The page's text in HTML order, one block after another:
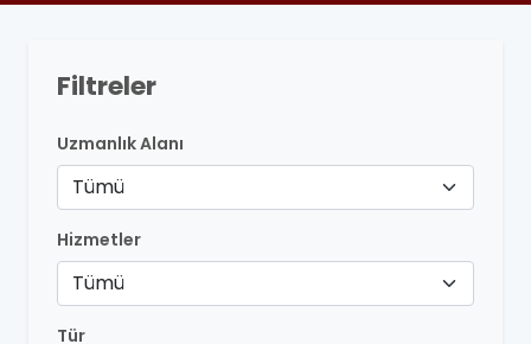
Filtreler
Uzmanlık Alanı
Tümü
Hizmetler
Tümü
Tür